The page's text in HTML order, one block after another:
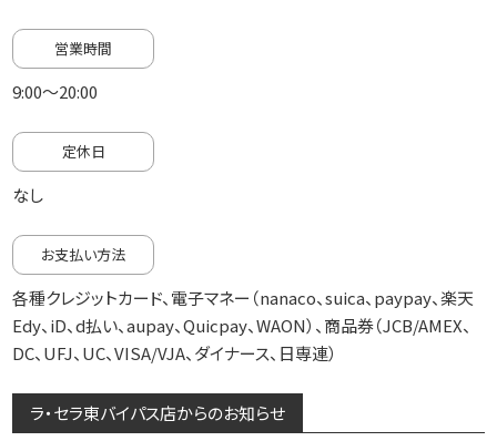
営業時間
9:00～20:00
定休日
なし
お支払い方法
各種クレジットカード、電子マネー（nanaco、suica、paypay、楽天
Edy、iD、d払い、aupay、Quicpay、WAON）、商品券（JCB/AMEX、
DC、UFJ、UC、VISA/VJA、ダイナース、日専連）
ラ・セラ東バイパス店からのお知らせ